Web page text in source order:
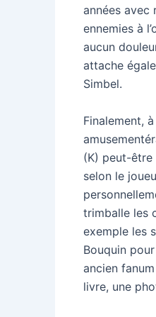
années avec
ennemies à
aucun
attache
Simbel.
Finalement,
(K) peut-être
selon le
trimballe les
exemple les
Bouquin
ancien
livre, une